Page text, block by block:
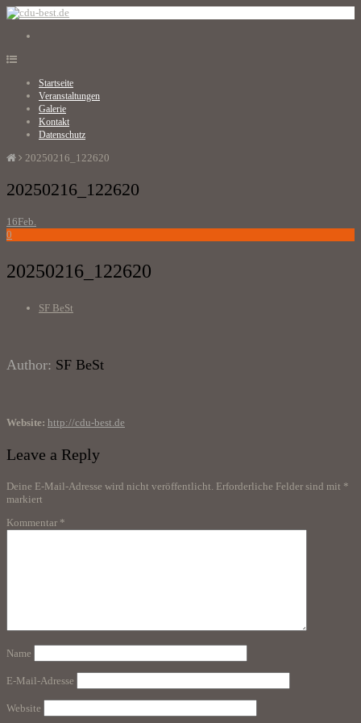
Startseite
Veranstaltungen
Galerie
Kontakt
Datenschutz
20250216_122620
20250216_122620
16Feb.
0
20250216_122620
SF BeSt
Author: SF BeSt
Website: http://cdu-best.de
Leave a Reply
Deine E-Mail-Adresse wird nicht veröffentlicht. Erforderliche Felder sind mit *
markiert
Kommentar *
Name
E-Mail-Adresse
Website